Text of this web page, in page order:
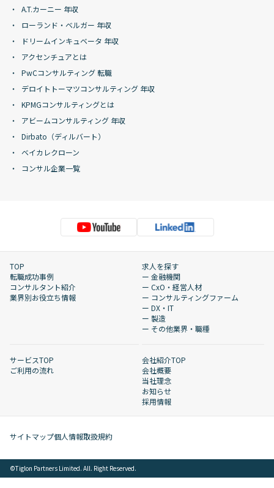
A.T.カーニー 年収
ローランド・ベルガー 年収
ドリームインキュベータ 年収
アクセンチュアとは
PwCコンサルティング 転職
デロイトトーマツコンサルティング 年収
KPMGコンサルティングとは
アビームコンサルティング 年収
Dirbato（ディルバート）
ベイカレクローン
コンサル企業一覧
TOP
転職成功事例
コンサルタント紹介
業界別お役立ち情報
求人を探す
ー 金融機関
ー CxO・経営人材
ー コンサルティングファーム
ー DX・IT
ー 製造
ー その他業界・職種
サービスTOP
ご利用の流れ
会社紹介TOP
会社概要
当社理念
お知らせ
採用情報
サイトマップ個人情報取扱規約
©︎Tiglon Partners Limited. All. Right Reserved.